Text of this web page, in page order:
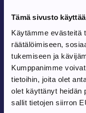
Tämä sivusto
Käytämme evästeitä
räätälöimiseen,
tukemiseen ja
Kumppanimme
tietoihin, joita olet
olet käyttänyt heidän
sallit tietojen siirron
Tulevat
Tapahtuma alkaa:
9.8.2026
Pohjois-
vuotta
Pohjois-Parkanon